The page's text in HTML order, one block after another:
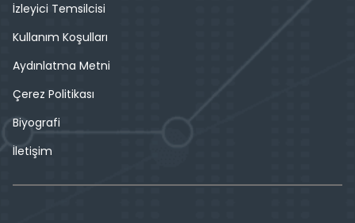
İzleyici Temsilcisi
Kullanım Koşulları
Aydınlatma Metni
Çerez Politikası
Biyografi
İletişim